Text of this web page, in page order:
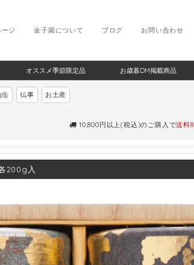
お問い合わせ
ブログ
金子園について
ジ
オススメ季節限定品 お歳暮DM掲載商品
缶 仏事 お土産
10,800円以上(税込)のご購入で送料
200g入